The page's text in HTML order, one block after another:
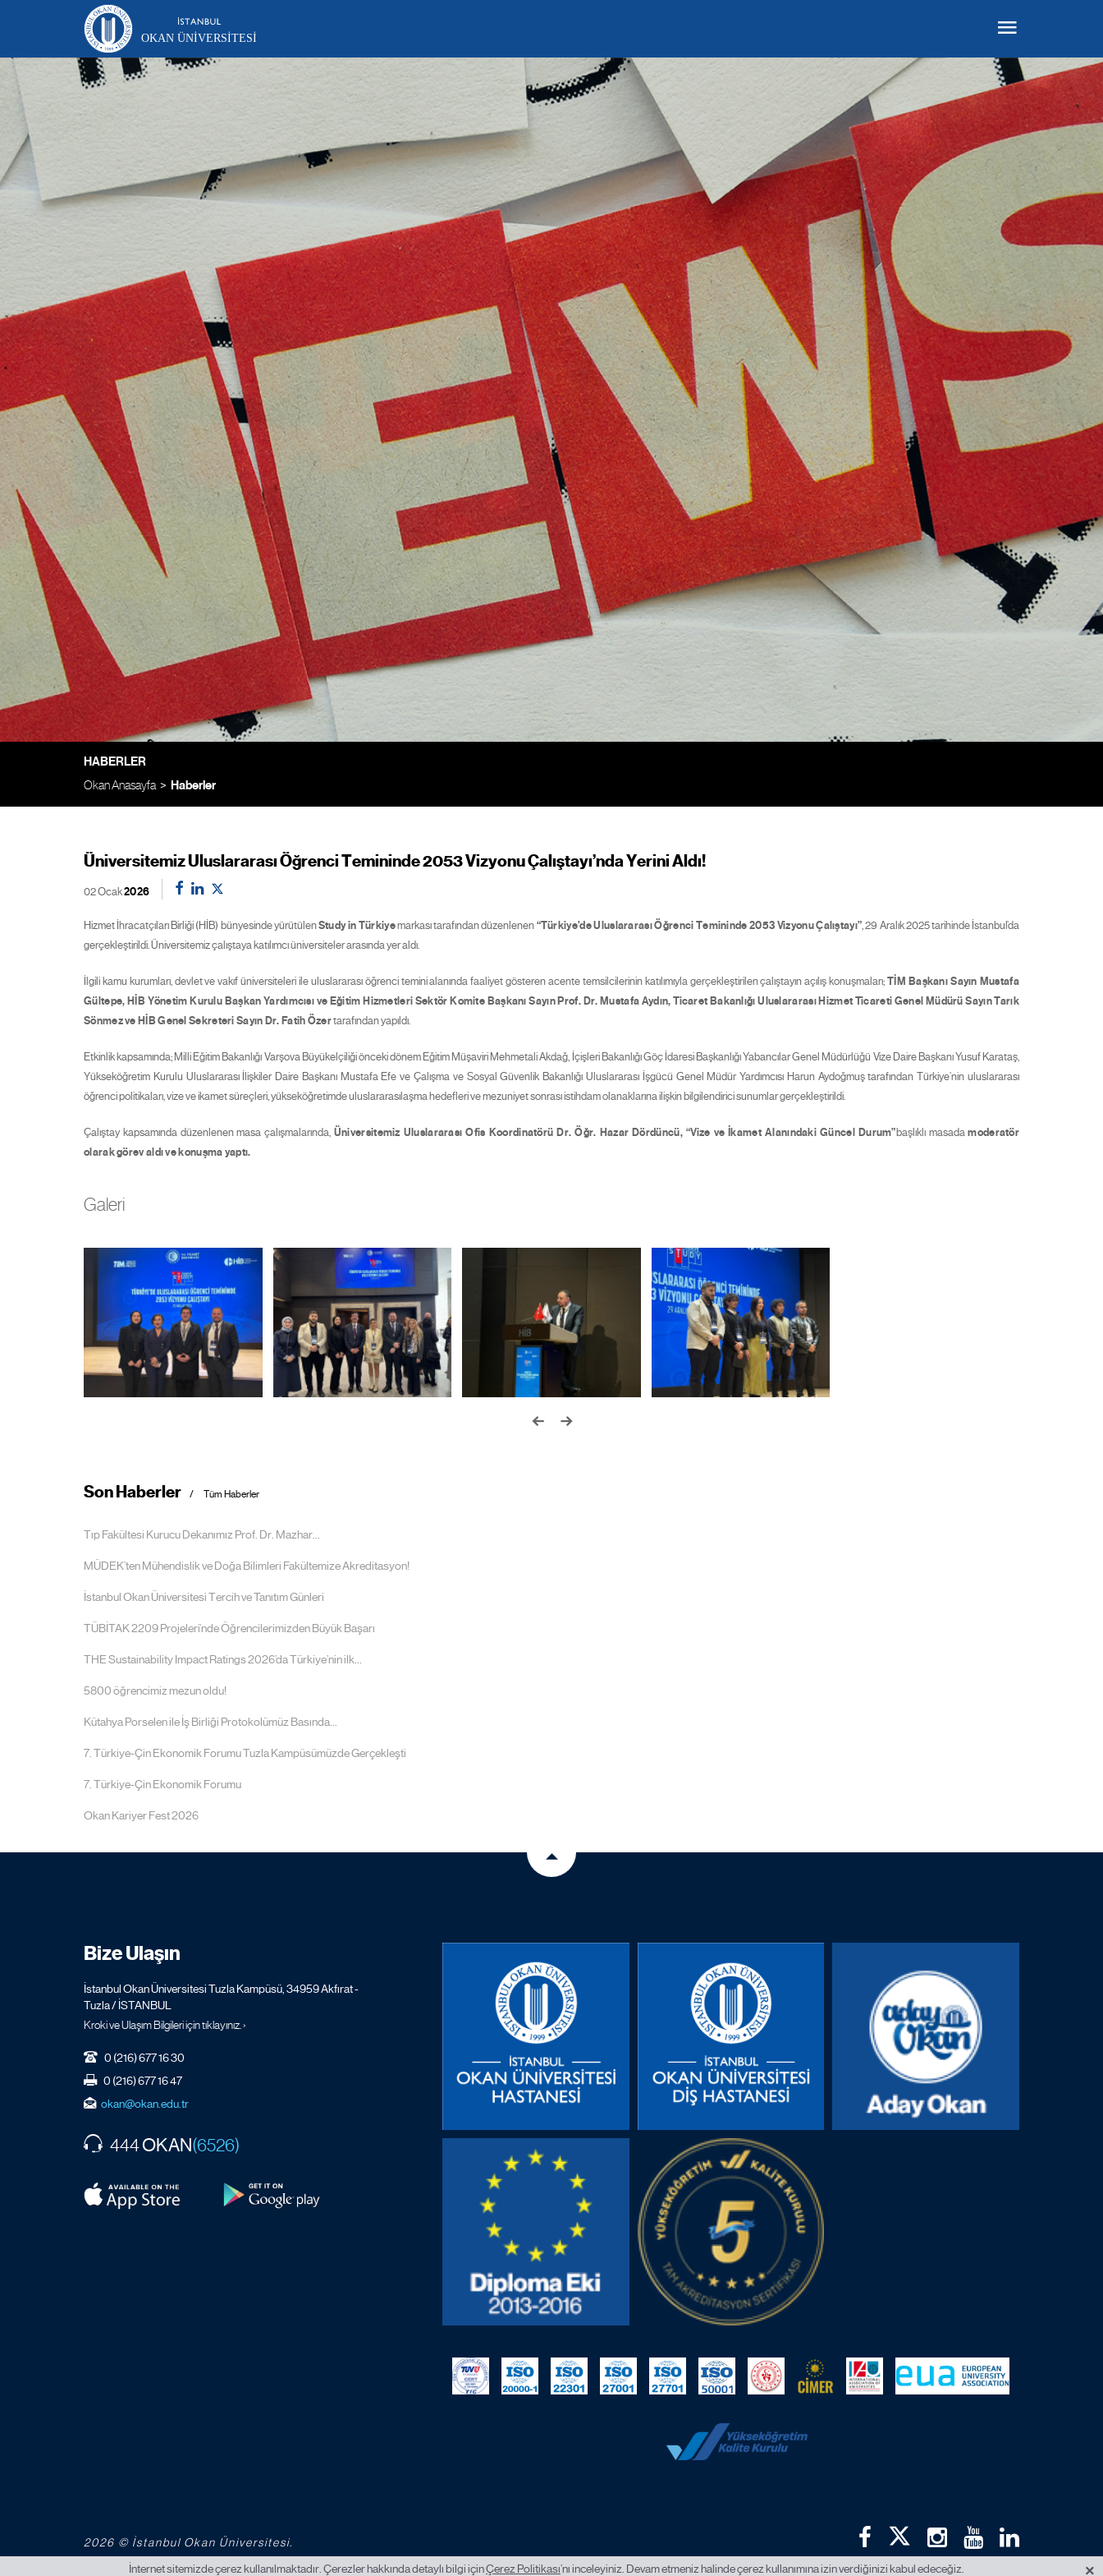
OKAN ÜNIVERSITESI
HABERLER
Okan Anasayfa Haberler
Üniversitemiz Uluslararası Öğrenci Temininde 2053 Vizyonu Çalıştayı’nda Yerini Aldı!
02 Ocak2026
Hizmet İhracatçıları Birliği (HİB) bünyesinde yürütülenStudy in Türkiyemarkası tarafından düzenlenen “Türkiye’de Uluslararası Öğrenci Temininde 2053 Vizyonu Çalıştayı”, 29 Aralık 2025 tarihinde İstanbul’da
gerçekleştirildi. Üniversitemiz çalıştaya katılımcı üniversiteler arasında yer aldı.
İlgili kamu kurumları, devlet ve vakıf üniversiteleri ile uluslararası öğrenci temini alanında faaliyet gösteren acente temsilcilerinin katılımıyla gerçekleştirilen çalıştayın açılış konuşmaları; TİM Başkanı Sayın Mustafa
Gültepe,HİB Yönetim Kurulu Başkan Yardımcısı ve Eğitim Hizmetleri Sektör Komite Başkanı Sayın Prof. Dr. Mustafa Aydın,Ticaret Bakanlığı Uluslararası Hizmet Ticareti Genel Müdürü Sayın Tarık
SönmezveHİB Genel Sekreteri Sayın Dr. Fatih Özertarafından yapıldı.
Etkinlik kapsamında; Milli Eğitim Bakanlığı Varşova Büyükelçiliği önceki dönem Eğitim Müşaviri Mehmetali Akdağ, İçişleri Bakanlığı Göç İdaresi Başkanlığı Yabancılar Genel Müdürlüğü Vize Daire Başkanı Yusuf Karataş,
Yükseköğretim Kurulu Uluslararası İlişkiler Daire Başkanı Mustafa Efe ve Çalışma ve Sosyal Güvenlik Bakanlığı Uluslararası İşgücü Genel Müdür Yardımcısı Harun Aydoğmuş tarafından Türkiye’nin uluslararası
öğrenci politikaları, vize ve ikamet süreçleri, yükseköğretimde uluslararasılaşma hedefleri ve mezuniyet sonrası istihdam olanaklarına ilişkin bilgilendirici sunumlar gerçekleştirildi.
Çalıştay kapsamında düzenlenen masa çalışmalarında, Üniversitemiz Uluslararası Ofis Koordinatörü Dr. Öğr. Hazar Dördüncü, “Vize ve İkamet Alanındaki Güncel Durum”başlıklı masadamoderatör
olarak görev aldı ve konuşma yaptı.
Galeri
Son Haberler Tüm Haberler
Tıp Fakültesi Kurucu Dekanımız Prof. Dr. Mazhar...
MÜDEK’ten Mühendislik ve Doğa Bilimleri Fakültemize Akreditasyon!
İstanbul Okan Üniversitesi Tercih ve Tanıtım Günleri
TÜBİTAK 2209 Projeleri’nde Öğrencilerimizden Büyük Başarı
THE Sustainability Impact Ratings 2026’da Türkiye’nin ilk...
5800 öğrencimiz mezun oldu!
Kütahya Porselen ile İş Birliği Protokolümüz Basında...
7. Türkiye-Çin Ekonomik Forumu Tuzla Kampüsümüzde Gerçekleşti
7. Türkiye-Çin Ekonomik Forumu
Okan Kariyer Fest 2026
Bize Ulaşın
İstanbul Okan Üniversitesi Tuzla Kampüsü, 34959 Akfırat -
Tuzla / İSTANBUL
Kroki ve Ulaşım Bilgileri için tıklayınız. ›
0 (216) 677 16 30
0 (216) 677 16 47
okan@okan.edu.tr
444OKAN(6526)
2026 © İstanbul Okan Üniversitesi.
İnternet sitemizde çerez kullanılmaktadır. Çerezler hakkında detaylı bilgi içinÇerez Politikası’nı inceleyiniz. Devam etmeniz halinde çerez kullanımına izin verdiğinizi kabul edeceğiz. ×